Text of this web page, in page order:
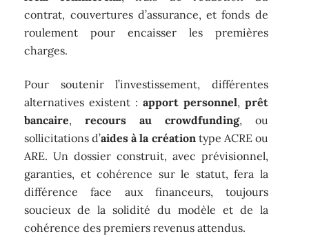
contrat, couvertures d’assurance, et fonds de
roulement pour encaisser les premières
charges.
Pour soutenir l’investissement, différentes
alternatives existent : apport personnel, prêt
bancaire,recours au crowdfunding, ou
sollicitations d’aides à la créationtype ACRE ou
ARE. Un dossier construit, avec prévisionnel,
garanties, et cohérence sur le statut, fera la
différence face aux financeurs, toujours
soucieux de la solidité du modèle et de la
cohérence des premiers revenus attendus.